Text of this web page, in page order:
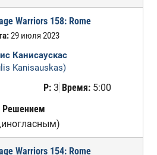
Warriors 158: Rome
29 июля 2023
Канисаускас
Kanisauskas)
Р:3 Время:5:00
Решением
Warriors 154: Rome